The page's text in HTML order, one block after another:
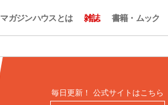
マガジンハウスとは 雑誌 書籍・ムック
毎日更新！ 公式サイトはこちら